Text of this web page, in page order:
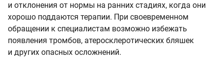
и отклонения от нормы на ранних стадиях, когда они
хорошо поддаются терапии. При своевременном
обращении к специалистам возможно избежать
появления тромбов, атеросклеротических бляшек
и других опасных осложнений.